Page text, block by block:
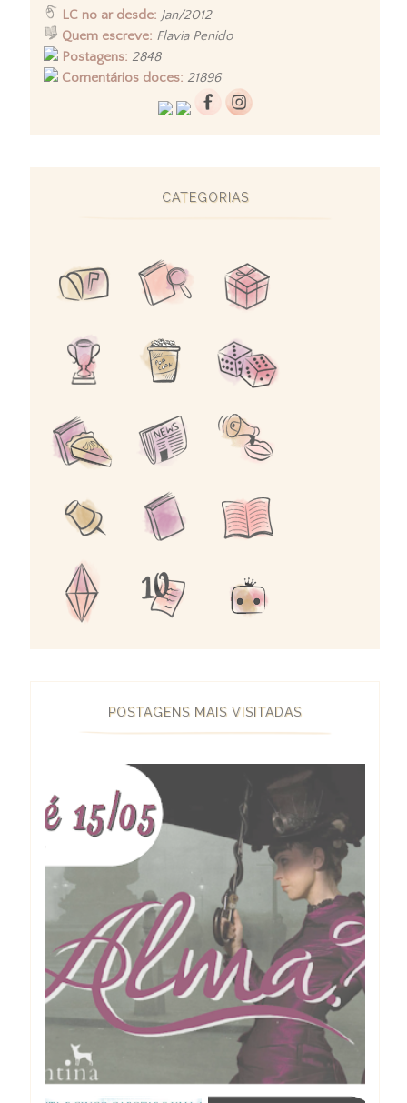
LC no ar desde: Jan/2012
Quem escreve: Flavia Penido
Postagens: 2848
Comentários doces: 21896
CATEGORIAS
POSTAGENS MAIS VISITADAS